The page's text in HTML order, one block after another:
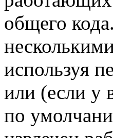
общего
используя
или (если у
по